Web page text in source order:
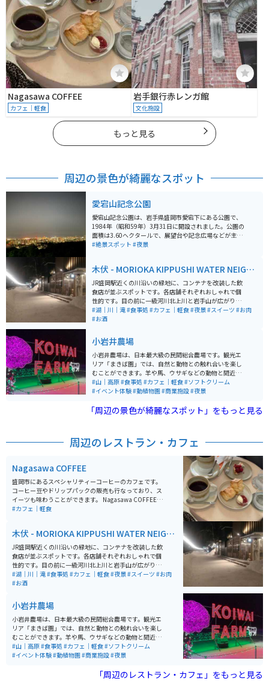
Nagasawa COFFEE
カフェ｜軽食
岩手銀行赤レンガ館
文化施設
もっと見る
周辺の景色が綺麗なスポット
愛宕山記念公園
愛宕山記念公園は、岩手県盛岡市愛宕下にある公園で、
1984年（昭和59年）3月31日に開設されました。公園の
面積は3.60ヘクタールで、展望台や記念広場などが主な
施設として整備されています。公園は、市街地に隣接す
宕山記念公園の展望台からは、盛岡市内を一望すること
ができ、夜景スポットとしても有名です。メイン広場に
は、妃殿下雅子様ゆかりの「ハマナス」が植えられてお
り、公園全体が市民の憩いの場として親しまれていま
す。気軽に散歩に来ることができ、盛岡市内が一望に見
渡せる市民の憩いの場として位置づけられています。 ア
の位置にあります。また、和歌山ICから車で約25分の距
離にあり、駐車場も完備されています。道中は街灯も少
なく、道路も広くないため、大きな車でのアクセスは注
意が必要です。また、愛車撮影的なスポットはなく、駐
車場と展望台も少し離れているため、夜景をバックに撮
影などは難しいです。
#絶景スポット #夜景
木伏 - MORIOKA KIPPUSHI WATER NEIGH
BORHOOD
JR盛岡駅近くの川沿いの緑地に、コンテナを改装した飲
食店が並ぶスポットです。各店舗それぞれおしゃれで個
性的です。目の前に一級河川北上川と岩手山が広がりま
す。ドライブやツーリングの途中で立ち寄ったり、宿泊
時の食事目的もオススメです。駅すぐなので、ホテルや
南ICからも近いです。
#湖｜川｜滝#食事処 #カフェ｜軽食#夜景#スイーツ #お肉
#お酒
小岩井農場
小岩井農場は、日本最大級の民間総合農場です。観光エ
リア「まきば園」では、自然と動物との触れ合いを楽し
むことができます。羊や馬、ウサギなどの動物と間近で
触れ合えるほか、乗馬やエサやりといった体験プログラ
ムも充実しています。また、バター作りや農場野菜の収
に用意されています。国の重要文化財にも指定されてお
産現場や100年の森などを見学できます。特に、国の重
要文化財に指定されている牛舎やサイロは必見です。農
場産の新鮮な食材を使った料理が堪能できるレストラン
やカフェがあり、ここでしか味わえないメニューが揃っ
ています。岩手山を背景にした美しい景色を楽しみなが
ら、一日中ゆったりと過ごせるスポットです。
#山｜高原#食事処 #カフェ｜軽食#ソフトクリーム
#イベント体験#動植物園#商業施設#夜景
「周辺の景色が綺麗なスポット」をもっと見る
周辺のレストラン・カフェ
Nagasawa COFFEE
盛岡市にあるスペシャリティーコーヒーのカフェです。
コーヒー豆やドリップパックの販売も行なっており、ス
イーツも味わうことができます。 Nagasawa COFFEEの
魅力は、なんと言ってもオーナー長澤さんの焙煎力で
によって入れ替わっていくのも、いつ行っても違った楽
しみ方ができます。盛岡駅からバスで10分ほど、徒歩20
分程度でアクセスも良いです。
#カフェ｜軽食
木伏 - MORIOKA KIPPUSHI WATER NEIGH
BORHOOD
JR盛岡駅近くの川沿いの緑地に、コンテナを改装した飲
食店が並ぶスポットです。各店舗それぞれおしゃれで個
性的です。目の前に一級河川北上川と岩手山が広がりま
す。ドライブやツーリングの途中で立ち寄ったり、宿泊
時の食事目的もオススメです。駅すぐなので、ホテルや
南ICからも近いです。
#湖｜川｜滝#食事処 #カフェ｜軽食#夜景#スイーツ #お肉
#お酒
小岩井農場
小岩井農場は、日本最大級の民間総合農場です。観光エ
リア「まきば園」では、自然と動物との触れ合いを楽し
むことができます。羊や馬、ウサギなどの動物と間近で
触れ合えるほか、乗馬やエサやりといった体験プログラ
ムも充実しています。また、バター作りや農場野菜の収
に用意されています。国の重要文化財にも指定されてお
#山｜高原#食事処 #カフェ｜軽食#ソフトクリーム
#イベント体験#動植物園#商業施設#夜景
「周辺のレストラン・カフェ」をもっと見る